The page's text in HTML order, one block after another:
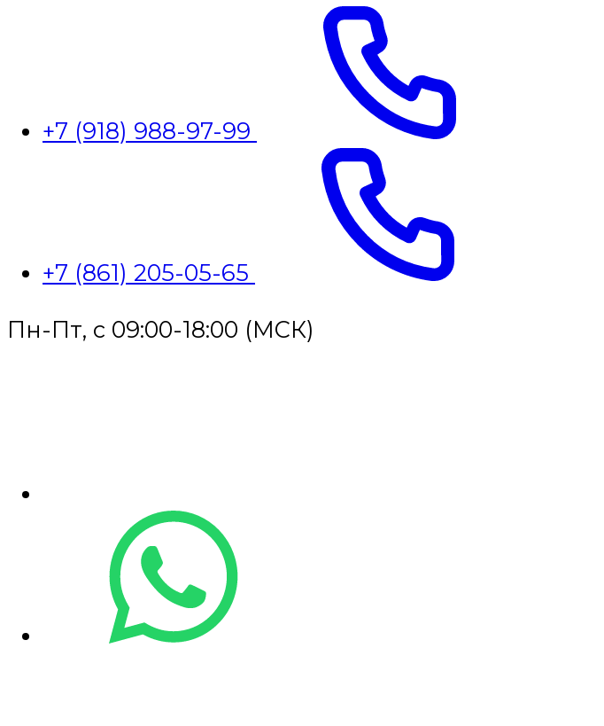
+7 (918) 988-97-99
+7 (861) 205-05-65
Пн-Пт, с 09:00-18:00 (МСК)